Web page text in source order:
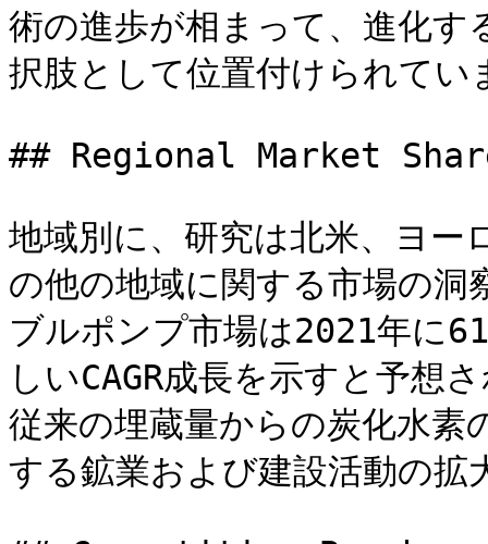
術の進歩が相まって、進化す
択肢として位置付けられてい
## Regional Market
地域別に、研究は北米、ヨー
の他の地域に関する市場の
ブルポンプ市場は2021年に
しいCAGR成長を示すと予想
従来の埋蔵量からの炭化水素
する鉱業および建設活動の拡